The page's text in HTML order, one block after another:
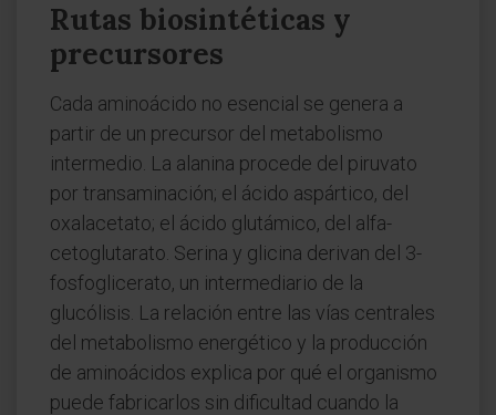
Rutas biosintéticas y
precursores
Cada aminoácido no esencial se genera a
partir de un precursor del metabolismo
intermedio. La alanina procede del piruvato
por transaminación; el ácido aspártico, del
oxalacetato; el ácido glutámico, del alfa-
cetoglutarato. Serina y glicina derivan del 3-
fosfoglicerato, un intermediario de la
glucólisis. La relación entre las vías centrales
del metabolismo energético y la producción
de aminoácidos explica por qué el organismo
puede fabricarlos sin dificultad cuando la